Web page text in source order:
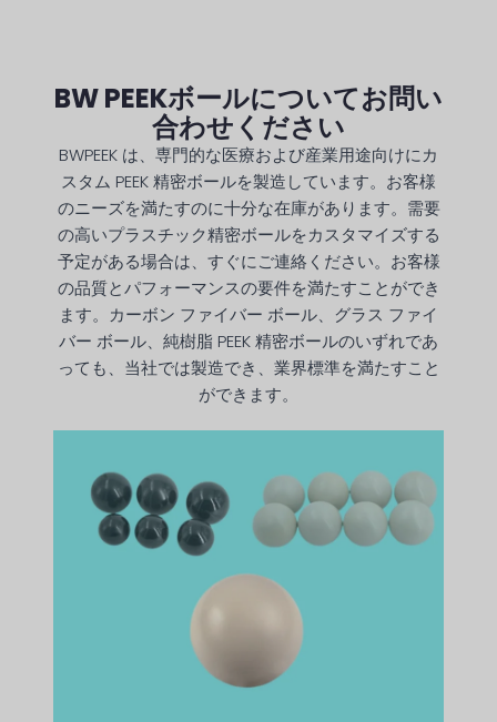
BW PEEKボールについてお問い
合わせください
BWPEEK は、専門的な医療および産業用途向けにカ
スタム PEEK 精密ボールを製造しています。お客様
のニーズを満たすのに十分な在庫があります。需要
の高いプラスチック精密ボールをカスタマイズする
予定がある場合は、すぐにご連絡ください。お客様
の品質とパフォーマンスの要件を満たすことができ
ます。カーボン ファイバー ボール、グラス ファイ
バー ボール、純樹脂 PEEK 精密ボールのいずれであ
っても、当社では製造でき、業界標準を満たすこと
ができます。